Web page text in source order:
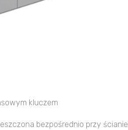
kluczem
bezpośrednio przy ścianie